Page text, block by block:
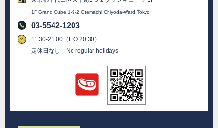
1F Grand Cube,1-9-2 Otemachi,Chiyoda-Ward,Tokyo
03-5542-1203
11:30-21:00（L.O.20:30）
定休日なし No regular holidays